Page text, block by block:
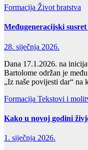
Formacija Život bratstva
Međugeneracijski
28. siječnja 2026.
Dana 17.1.2026. na
Bartolome održan je
„Iz naše povijesti dar“
Formacija Tekstovi i
Kako u novoj godini
1. siječnja 2026.